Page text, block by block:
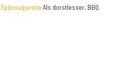
Spijssuggestie Als dorstlesser, BBQ.